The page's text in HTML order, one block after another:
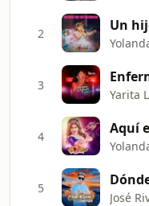
2 Un
3
Yarita
4 Aquí
5
José